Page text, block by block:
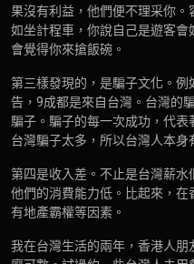
果沒有利益，他們便不理采你
如坐計程車，你說自己是遊客
會覺得你來搶飯碗。
第三樣發現的，是騙子文化。
告，9成都是來自台灣。台灣的
騙子。騙子的每一次成功，代
台灣騙子太多，所以台灣人本身
第四是收入差。不止是台灣薪
他們的消費能力低。比起來，
有地產霸權等因素。
我在台灣生活的兩年，香港人